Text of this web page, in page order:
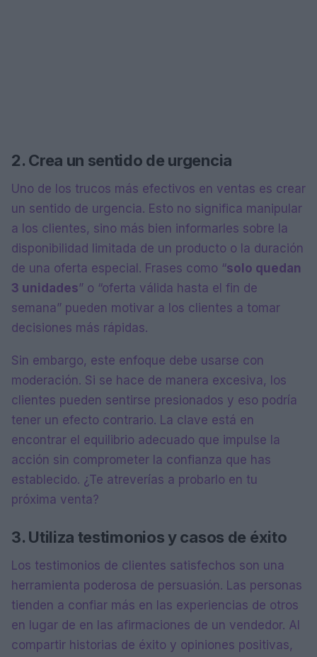
2. Crea un sentido de urgencia
Uno de los trucos más efectivos en ventas es crear
un sentido de urgencia. Esto no significa manipular
a los clientes, sino más bien informarles sobre la
disponibilidad limitada de un producto o la duración
de una oferta especial. Frases como “solo quedan
3 unidades” o “oferta válida hasta el fin de
semana” pueden motivar a los clientes a tomar
decisiones más rápidas.
Sin embargo, este enfoque debe usarse con
moderación. Si se hace de manera excesiva, los
clientes pueden sentirse presionados y eso podría
tener un efecto contrario. La clave está en
encontrar el equilibrio adecuado que impulse la
acción sin comprometer la confianza que has
establecido. ¿Te atreverías a probarlo en tu
próxima venta?
3. Utiliza testimonios y casos de éxito
Los testimonios de clientes satisfechos son una
herramienta poderosa de persuasión. Las personas
tienden a confiar más en las experiencias de otros
en lugar de en las afirmaciones de un vendedor. Al
compartir historias de éxito y opiniones positivas,